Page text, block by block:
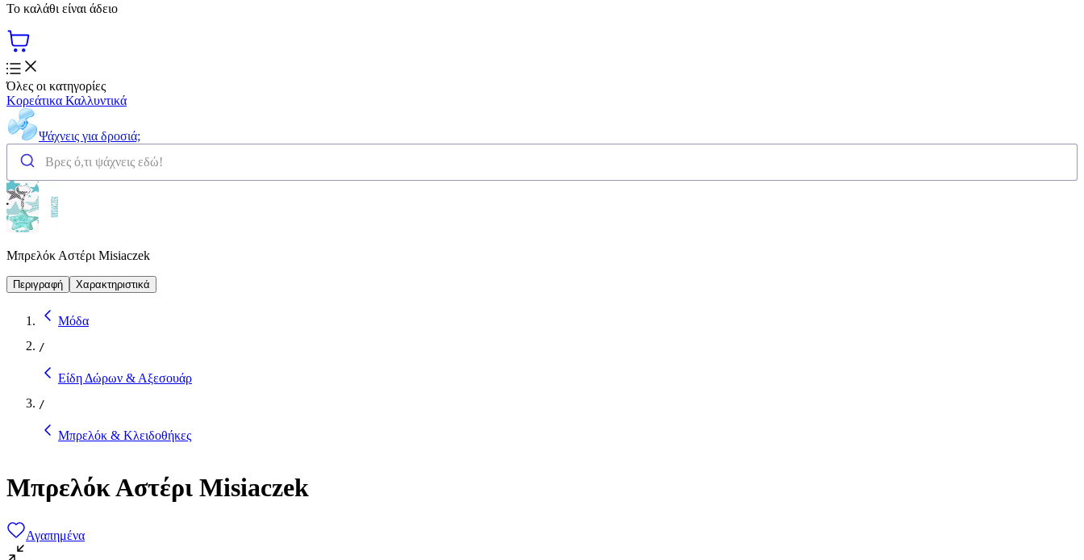
Το καλάθι είναι άδειο
Όλες οι κατηγορίες
Κορεάτικα Καλλυντικά
Ψάχνεις για δροσιά;
Μπρελόκ Αστέρι Misiaczek
Περιγραφή Χαρακτηριστικά
Μόδα
/
Είδη Δώρων & Αξεσουάρ
/
Μπρελόκ & Κλειδοθήκες
Μπρελόκ Αστέρι Misiaczek
Αγαπημένα